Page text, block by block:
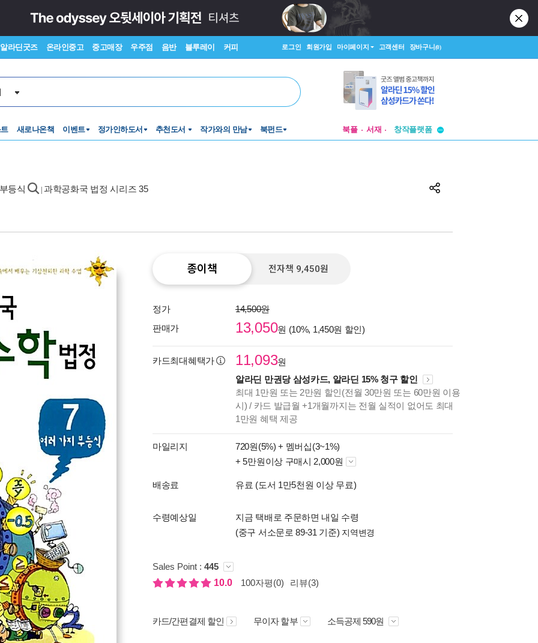
알라딘굿즈 온라인중고 중고매장 우주점 음반 블루레이 커피 로그인 회원가입 마이페이지 고객센터 장바구니(0)
새로나온책 이벤트 정가인하도서 추천도서 작가와의 만남 북펀드 북플 서재
투비컨티뉴드
등식 과학공화국 법정 시리즈 35
종이책 전자책 9,450원
정가
14,500원
판매가
13,050원 (10%, 1,450원 할인)
카드최대혜택가 11,093원
알라딘 만권당 삼성카드, 알라딘 15% 청구 할인
최대 1만원 또는 2만원 할인(전월 30만원 또는 60만원 이용
시) / 카드 발급월 +1개월까지는 전월 실적이 없어도 최대
1만원 혜택 제공
마일리지 720원(5%) + 멤버십(3~1%)
+ 5만원이상 구매시 2,000원
배송료 유료 (도서 1만5천원 이상 무료)
수령예상일
지금 택배로 주문하면 내일 수령
(중구 서소문로 89-31 기준) 지역변경
Sales Point : 445
10.0
100자평(0) 리뷰(3)
카드/간편결제 할인 무이자 할부 소득공제 590원